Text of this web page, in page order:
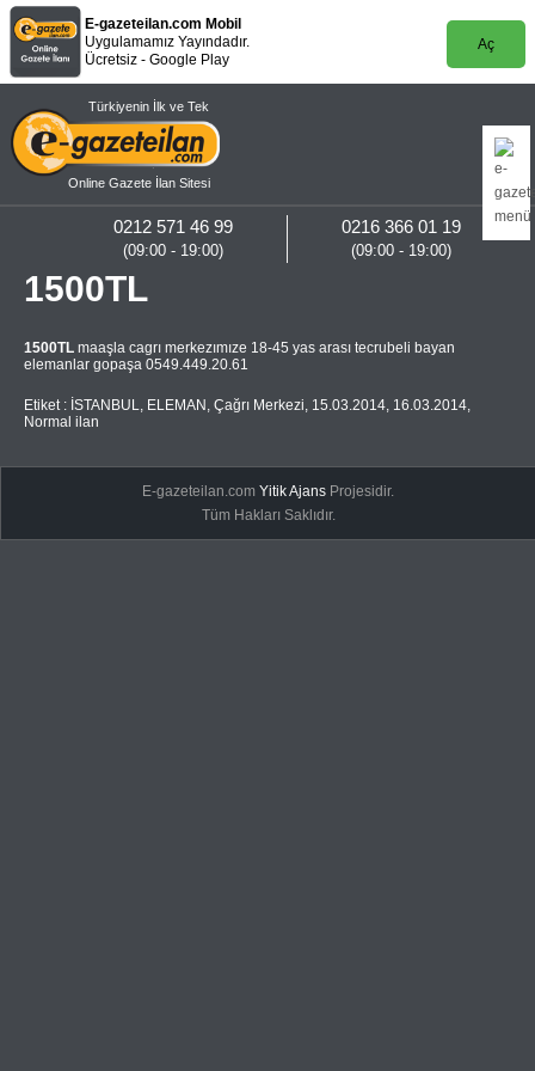
E-gazeteilan.com Mobil
Uygulamamız Yayındadır.
Ücretsiz - Google Play
Aç
Türkiyenin İlk ve Tek
Online Gazete İlan Sitesi
0216 366 01 19
(09:00 - 19:00)
0212 571 46 99
(09:00 - 19:00)
1500TL
1500TL maaşla cagrı merkezımıze 18-45 yas arası tecrubeli bayan
elemanlar gopaşa 0549.449.20.61
Etiket : İSTANBUL, ELEMAN , Çağrı Merkezi, 15.03.2014, 16.03.2014,
Normal ilan
E-gazeteilan.comYitik Ajans Projesidir.
Tüm Hakları Saklıdır.